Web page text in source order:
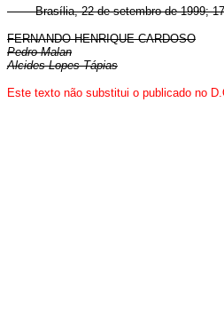
Brasília, 22 de setembro de 1999;
FERNANDO HENRIQUE CARDOSO
Pedro Malan
Alcides Lopes Tápias
Este texto não substitui o publicado no